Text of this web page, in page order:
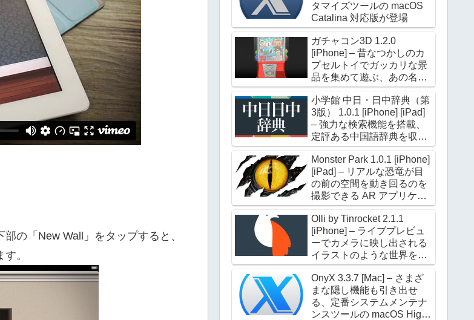
の「New Wall」をタップすると、
。
タマイズツールの macOS
Catalina 対応版が登場
ガチャコン3D 1.2.0
[iPhone] – 昔なつかしのカ
プセルトイでガッカリな景
品を集めて遊ぶ、あの名作
が進化して帰ってきた
小学館 中日・日中辞典（第
3版） 1.0.1 [iPhone] [iPad]
– 強力な検索機能を搭載、
定評ある中国語辞典を収録
した電子辞典アプリケーシ
ョン
Monster Park 1.0.1 [iPhone]
[iPad] – リアルな恐竜が目
の前の空間を動き回るのを
撮影できる AR アプリケー
ション
Olli by Tinrocket 2.1.1
[iPhone] – ライブプレビュ
ーでカメラに映し出される
イラストのような世界を撮
影できるアプリケーション
OnyX 3.3.7 [Mac] – さまざ
まな隠し機能も引き出せ
る、定番システムメンテナ
ンスツールの macOS High